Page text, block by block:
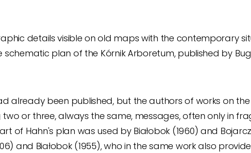
details visible on old maps with the contemporary
plan of the Kórnik Arboretum, published by
already been published, but the authors of works on
or three, always the same, messages, often only in
of Hahn's plan was used by Białobok (1960) and
and Białobok (1955), who in the same work also